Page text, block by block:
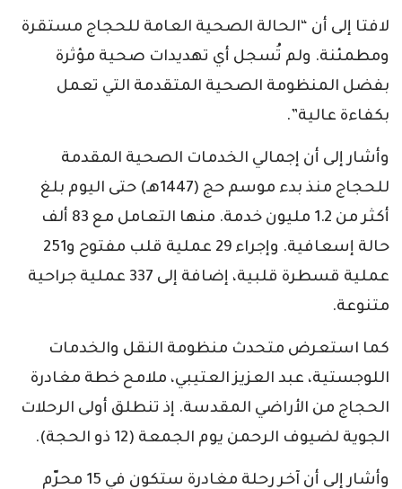
لافتا إلى أن “الحالة الصحية العامة للحجاج مستقرة
ومطمئنة. ولم تُسجل أي تهديدات صحية مؤثرة
بفضل المنظومة الصحية المتقدمة التي تعمل
بكفاءة عالية”.
وأشار إلى أن إجمالي الخدمات الصحية المقدمة
للحجاج منذ بدء موسم حج (1447هـ) حتى اليوم بلغ
أكثر من 1.2 مليون خدمة. منها التعامل مع 83 ألف
حالة إسعافية. وإجراء 29 عملية قلب مفتوح و251
عملية قسطرة قلبية، إضافة إلى 337 عملية جراحية
متنوعة.
كما استعرض متحدث منظومة النقل والخدمات
اللوجستية، عبد العزيز العتيبي، ملامح خطة مغادرة
الحجاج من الأراضي المقدسة. إذ تنطلق أولى الرحلات
الجوية لضيوف الرحمن يوم الجمعة (12 ذو الحجة).
وأشار إلى أن آخر رحلة مغادرة ستكون في 15 محرّم